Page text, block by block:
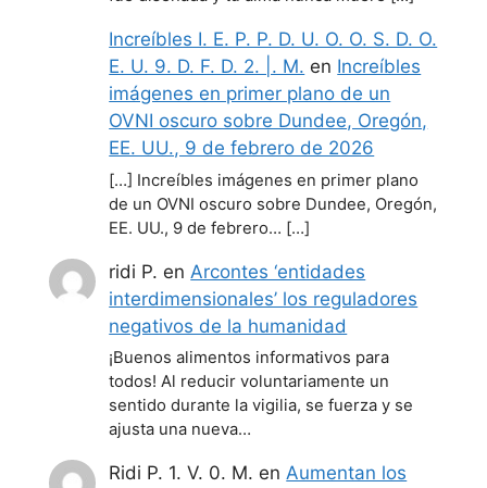
Increíbles I. E. P. P. D. U. O. O. S. D. O.
E. U. 9. D. F. D. 2. |. M. en Increíbles
imágenes en primer plano de un
OVNI oscuro sobre Dundee, Oregón,
EE. UU., 9 de febrero de 2026
[…] Increíbles imágenes en primer plano
de un OVNI oscuro sobre Dundee, Oregón,
EE. UU., 9 de febrero… […]
ridi P. en Arcontes ‘entidades
interdimensionales’ los reguladores
negativos de la humanidad
¡Buenos alimentos informativos para
todos! Al reducir voluntariamente un
sentido durante la vigilia, se fuerza y se
ajusta una nueva…
Ridi P. 1. V. 0. M. enAumentan los